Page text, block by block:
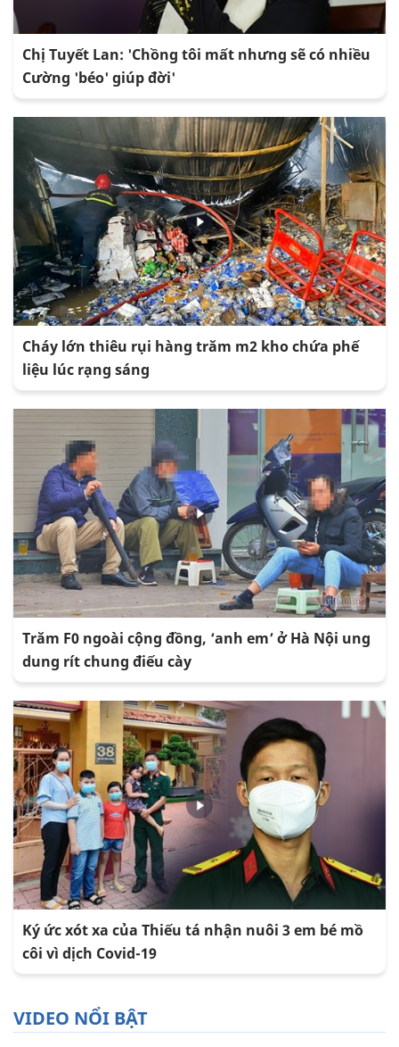
Chị Tuyết Lan: 'Chồng tôi mất nhưng sẽ có nhiều
Cường 'béo' giúp đời'
Cháy lớn thiêu rụi hàng trăm m2 kho chứa phế
liệu lúc rạng sáng
Trăm F0 ngoài cộng đồng, ‘anh em’ ở Hà Nội ung
dung rít chung điếu cày
Ký ức xót xa của Thiếu tá nhận nuôi 3 em bé mồ
côi vì dịch Covid-19
VIDEO NỔI BẬT